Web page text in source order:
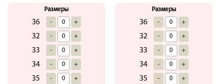
Размеры
36 - +
32 - +
33 - +
34 - +
35 - +
Размеры
36 - +
32 - +
33 - +
34 - +
35 - +